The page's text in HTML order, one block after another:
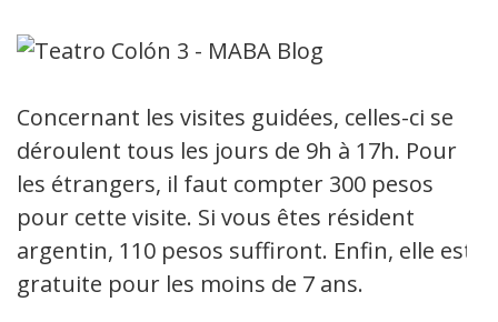
Concernant les visites guidées, celles-ci se
déroulent tous les jours de 9h à 17h. Pour
les étrangers, il faut compter 300 pesos
pour cette visite. Si vous êtes résident
argentin, 110 pesos suffiront. Enfin, elle est
gratuite pour les moins de 7 ans.